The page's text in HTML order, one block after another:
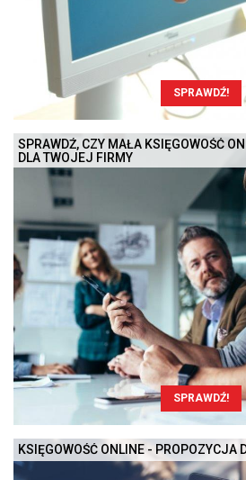
SPRAWDŹ!
SPRAWDŹ, CZY MAŁA KSIĘGOWOŚĆ
DLA TWOJEJ FIRMY
SPRAWDŹ!
KSIĘGOWOŚĆ ONLINE - PROPOZYCJA